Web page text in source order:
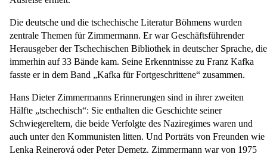
Die deutsche und die tschechische Literatur Böhmens wurden
zentrale Themen für Zimmermann. Er war Geschäftsführender
Herausgeber der Tschechischen Bibliothek in deutscher Sprache, die
immerhin auf 33 Bände kam. Seine Erkenntnisse zu Franz Kafka
fasste er in dem Band „Kafka für Fortgeschrittene“ zusammen.
Hans Dieter Zimmermanns Erinnerungen sind in ihrer zweiten
Hälfte „tschechisch“: Sie enthalten die Geschichte seiner
Schwiegereltern, die beide Verfolgte des Naziregimes waren und
auch unter den Kommunisten litten. Und Porträts von Freunden wie
Lenka Reinerová oder Peter Demetz. Zimmermann war von 1975